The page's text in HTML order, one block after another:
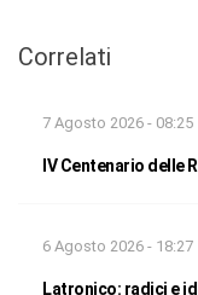
Correlati
7 Agosto 2026 - 08:25
IV Centenario delle
6 Agosto 2026 - 18:27
Latronico: radici e